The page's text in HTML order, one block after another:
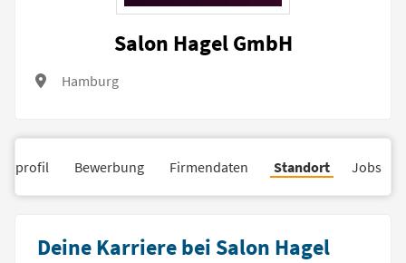
Salon Hagel GmbH
Hamburg
Bewerbung Firmendaten Standort Jobs
Deine Karriere bei Salon Hagel